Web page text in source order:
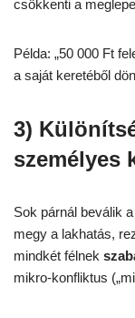
csökkenti a
Példa: „50 000 Ft
a saját keretéből
3)
személyes
Sok párnál beválik
megy a lakhatás,
mindkét félnek
mikro-konfliktus